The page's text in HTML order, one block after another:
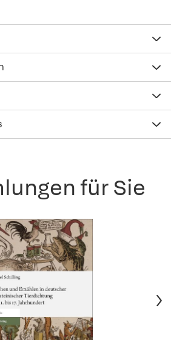
für Sie